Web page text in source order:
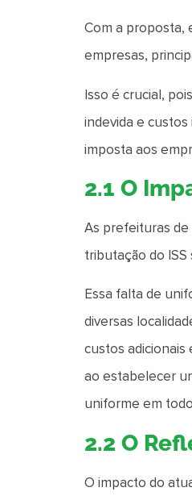
Com a proposta,
empresas,
Isso é crucial,
indevida e
imposta aos
2.1 O
As prefeituras de
tributação do
Essa falta de
diversas
custos
ao estabelecer
uniforme em
2.2 O
O impacto do